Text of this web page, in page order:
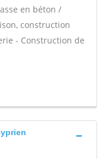
en béton /
construction
- Construction de